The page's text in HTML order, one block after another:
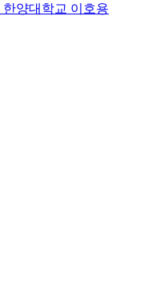
한양대학교 이호용